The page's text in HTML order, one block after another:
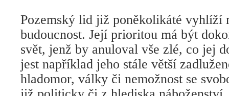
Pozemský lid již poněkolikáté vyhlíží
budoucnost. Její prioritou má být
svět, jenž by anuloval vše zlé, co jej
jest například jeho stále větší
hladomor, války či nemožnost se